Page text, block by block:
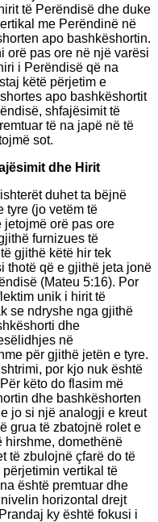
të Perëndisë dhe duke
me Perëndinë në
apo bashkëshortin.
orë pas ore në një varësi
i Perëndisë që na
këtë përjetim e
apo bashkëshortit
shfajësimit të
të na japë në të
sot.
dhe Hirit
duhet ta bëjnë
tyre (jo vetëm të
jetojmë orë pas ore
furnizues të
gjithë këtë hir tek
thotë që e gjithë jeta jonë
(Mateu 5:16). Por
unik i hirit të
se ndryshe nga gjithë
dhe
në
për gjithë jetën e tyre.
por kjo nuk është
këto do flasim më
dhe bashkëshorten
jo si një analogji e kreut
grua të zbatojnë rolet e
hirshme, domethënë
të zbulojnë çfarë do të
vertikal të
është premtuar dhe
horizontal drejt
ky është fokusi i